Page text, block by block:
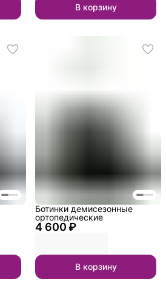
В корзину
4 600 ₽
Ботинки демисезонные
ортопедические
В корзину